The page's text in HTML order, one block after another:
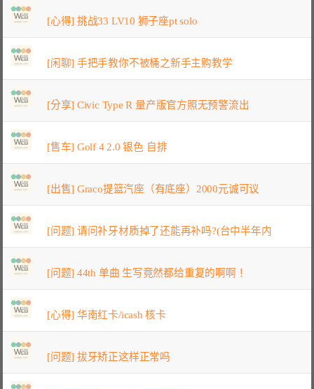
[心得] 挑战33 LV10 狮子座pt solo
[闲聊] 手把手教你不被桶之新手主购教学
[分享] Civic Type R 量产版官方照无预警流出
[售车] Golf 4 2.0 银色 自排
[出售] Graco提篮汽座（有底座）2000元诚可议
[问题] 请问补牙材质掉了还能再补吗?(台中半年内
[问题] 44th 单曲 生写竟然都给重复的啊啊！
[心得] 华南红卡/icash 核卡
[问题] 拔牙矫正这样正常吗